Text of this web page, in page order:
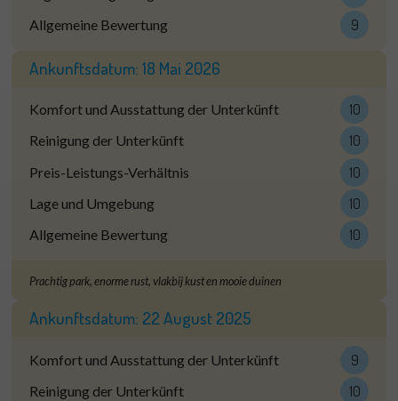
Allgemeine Bewertung 9
Ankunftsdatum: 18 Mai 2026
Komfort und Ausstattung der Unterkünft 10
Reinigung der Unterkünft 10
Preis-Leistungs-Verhältnis 10
Lage und Umgebung 10
Allgemeine Bewertung 10
Prachtig park, enorme rust, vlakbij kust en mooie duinen
Ankunftsdatum: 22 August 2025
Komfort und Ausstattung der Unterkünft 9
Reinigung der Unterkünft 10